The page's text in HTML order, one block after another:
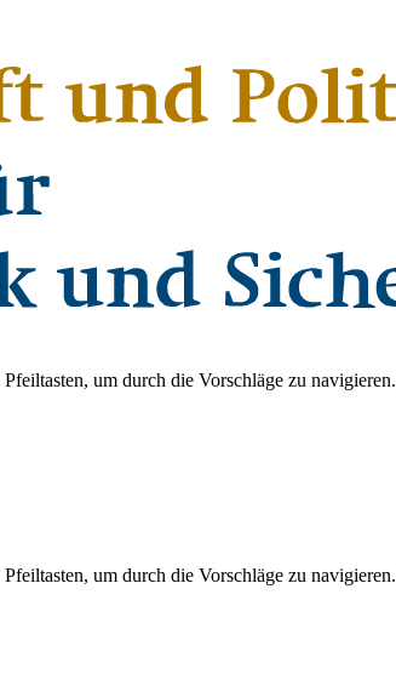
um durch die Vorschläge zu navigieren.
um durch die Vorschläge zu navigieren.